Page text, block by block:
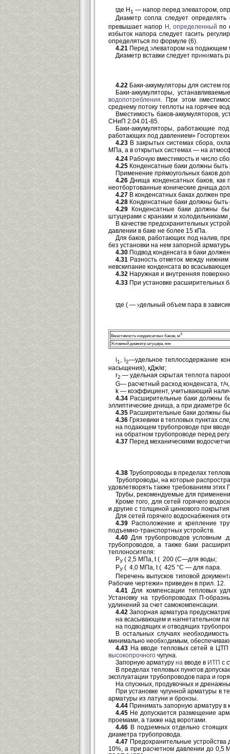
где H1 — напор перед элеватором,
Диаметр сопла следует
превышает напор H ,определенный по
избыток напора следует гасить
определяться по формуле (6).
4.21 Перед элеватором на подающем
Диаметр вставки следует принимать
4.22 Баки-аккумуляторы для систем
Баки-аккумуляторы,
водопотребления . При этомв
среднему потоку теплоты на горячее
Вместимость баков-аккумуляторов,
СНиП 2.04.01-85.
Баки-аккумуляторы, работающие
работающих под давлением»
4.23 В закрытых системах сбора,
МПа, а в открытых системах — на
4.24 Рабочую вместимость и число
4.25 Конденсатные баки должны
Применение прямоугольных баков
4.26 Днища конденсатных баков,
неотбортованные конические днища
4.27 В конденсатных баках должен
4.28 Конденсатные баки должны
4.29 Конденсатные баки должны
штуцерами с кранами и холодильниками
В качестве предохранительных
давлении в баке не более 15 кПа.
Для баков, работающих под налив,
без установки на нем запорной
4.30 Подвод конденсата в баки
4.31 Разность отметок между
невскипание конденсата во
4.32 Наружная и внутренняя
4.33 При установке расширительных
где ( — удельный объем пара в
Вместимость конденсатных баков, м3
Условный диаметр штуцера, мм
i1, i2—удельное теплосодержание
насыщения), кДж/кг;
r2 — удельная скрытая теплота
G— расчетный расход конденсата, т/ч,
k — коэффициент, учитывающий
4.34 Расширительные баки должны
эллиптические днища, а при диаметре
4.35 Расширительные баки должны
4.36 Грязевики в тепловых пунктах
на подающем трубопроводе при
на обратном трубопроводе перед
4.37 Перед механическими
4.38 Трубопроводы в пределах
Трубопроводы, на которые
удовлетворять также требованиям этих
Трубы, рекомендуемые для
Кроме того, для сетей горячего
и другие с толщиной цинкового
Для сетей горячего водоснабжения
4.39 Расположение и крепление
подъемно-транспортных устройств.
4.40 Для трубопроводов условным
трубопроводов, а также баки
теплоносителя:
РУ( 2,5 МПа, t ( 200 (С—для воды;
РУ( 4,0 МПа, t ( 425 °С — для пара.
Перечень выпусков типовой
Рабочие чертежи» приведен в прил. 12.
4.41 Для компенсации тепловых
Установку на трубопроводах П-
удлинений за счет самокомпенсации.
4.42 Запорная арматура
на всасывающем и нагнетательном
на подводящих и отводящих
В остальных случаях
минимально необходимым,
4.43 На вводе тепловых сетей в ЦТП
высокопрочного чугуна.
Запорную арматуру на вводе в ИТП с
В пределах тепловых пунктов
эксплуатации трубопроводов пара и
На спускных, продувочных и
При установке чугунной арматуры в
арматуры из латуни и бронзы.
4.44 Принимать запорную арматуру в
4.45 Не допускается размещение
проемами, а также над воротами.
4.46 В подземных отдельно стоящих
диаметра трубопровода.
4.47 Предохранительные
10%, а при расчетном давлении до 0,5